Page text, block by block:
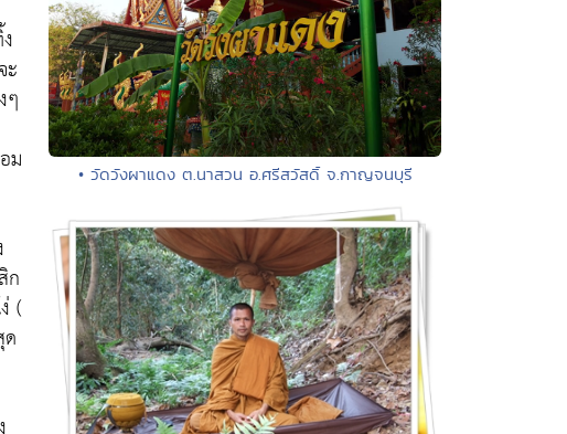
ๆ
ม
ก
(
• วัดวังผาแดง ต.นาสวน อ.ศรีสวัสดิ์ จ.กาญจนบุรี